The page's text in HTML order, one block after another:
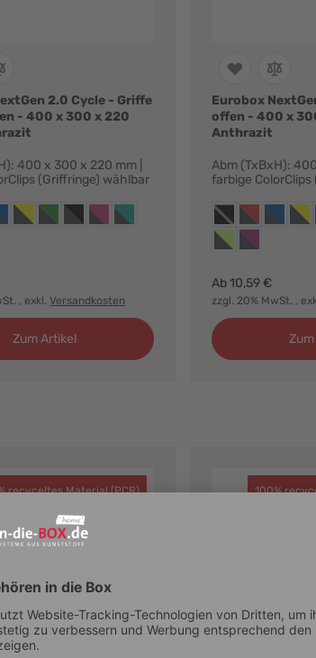
2.0 Cycle - Griffe
- 400 x 300 x 220
400 x 300 x 220 mm |
(Griffringe) wählbar
griffringe
griffringe rot
griffringe blau
anthrazit, griffringe gelb
anthrazit, griffringe grün
anthrazit, griffringe schwarz
anthrazit, griffringe magenta
anthrazit, griffringe türkis
hellgrün
griffringe purpur
, exkl. Versandkosten
Zum Artikel
Eurobox
offen - 400 x
Anthrazit
Abm (TxBxH):
farbige
Farbvarianten:
anthrazit, ohne
anthrazit,
anthrazit,anthrazit,
Ab 10,59 €
zzgl. 20% MwSt. ,
recyceltes Material (PCR) 100%